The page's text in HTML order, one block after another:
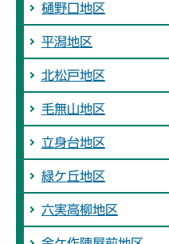
樋野口地区
平潟地区
北松戸地区
毛無山地区
立身台地区
緑ケ丘地区
六実高柳地区